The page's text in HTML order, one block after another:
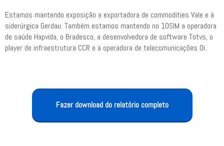
Estamos mantendo exposição a exportadora de commodities Vale e à
siderúrgica Gerdau. Também estamos mantendo no 10SIM a operadora
de saúde Hapvida, o Bradesco, a desenvolvedora de software Totvs, o
player de infraestrutura CCR e a operadora de telecomunicações Oi.
Fazer download do relatório completo